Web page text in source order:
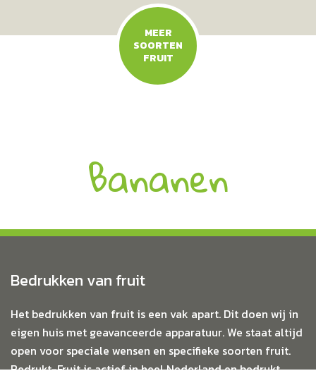
MEER
SOORTEN
FRUIT
Bananen
Bedrukken van fruit
Het bedrukken van fruit is een vak apart. Dit doen wij in
eigen huis met geavanceerde apparatuur. We staat altijd
open voor speciale wensen en specifieke soorten fruit.
Bedrukt-Fruit is actief in heel Nederland en bedrukt